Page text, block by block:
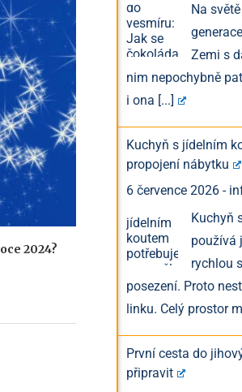
2024?
Na
Zemi s
nim nepochybně
i ona [...]
Kuchyň s jídelním
propojení nábytku
6 července 2026 -
Kuchyň
používá
rychlou
posezení. Proto
linku. Celý prostor
První cesta do
připravit